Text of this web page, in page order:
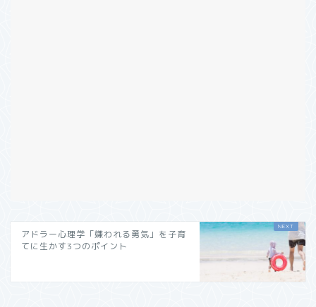
アドラー心理学「嫌われる勇気」を子育
てに生かす3つのポイント